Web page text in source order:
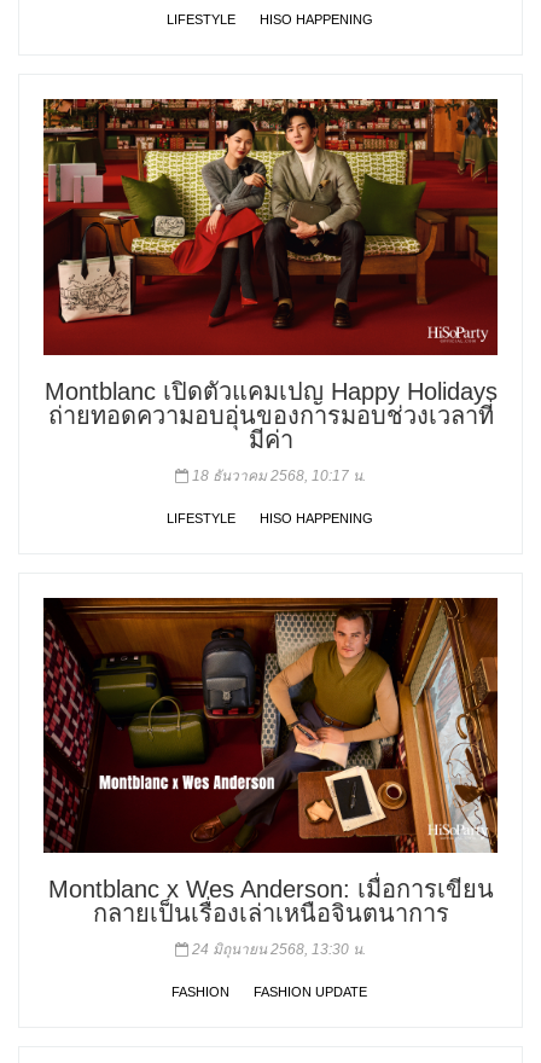
LIFESTYLE HISO HAPPENING
Montblanc เปิดตัวแคมเปญ Happy Holidays
ถ่ายทอดความอบอุ่นของการมอบช่วงเวลาที่
มีค่า
18 ธันวาคม 2568, 10:17 น.
LIFESTYLE HISO HAPPENING
Montblanc x Wes Anderson: เมื่อการเขียน
กลายเป็นเรื่องเล่าเหนือจินตนาการ
24 มิถุนายน 2568, 13:30 น.
FASHION FASHION UPDATE